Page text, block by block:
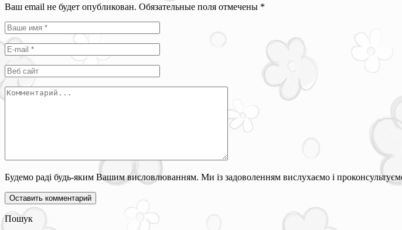
Ваш email не будет опубликован. Обязательные поля отмечены *
Будемо раді будь-яким Вашим висловлюванням. Ми із задоволенням вислухаємо і
Пошук